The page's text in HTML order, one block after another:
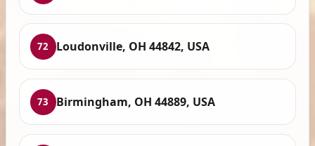
72 Loudonville, OH 44842, USA
73 Birmingham, OH 44889, USA